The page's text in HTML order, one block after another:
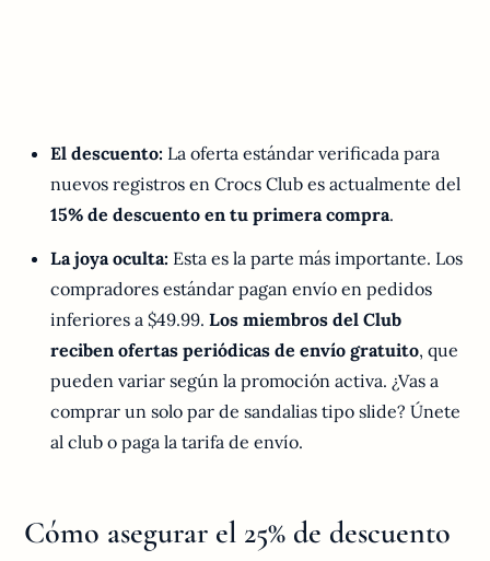
El descuento: La oferta estándar verificada para
nuevos registros en Crocs Club es actualmente del
15% de descuento en tu primera compra.
La joya oculta: Esta es la parte más importante. Los
compradores estándar pagan envío en pedidos
inferiores a $49.99.Los miembros del Club
reciben ofertas periódicas de envío gratuito, que
pueden variar según la promoción activa. ¿Vas a
comprar un solo par de sandalias tipo slide? Únete
al club o paga la tarifa de envío.
Cómo asegurar el 25% de descuento